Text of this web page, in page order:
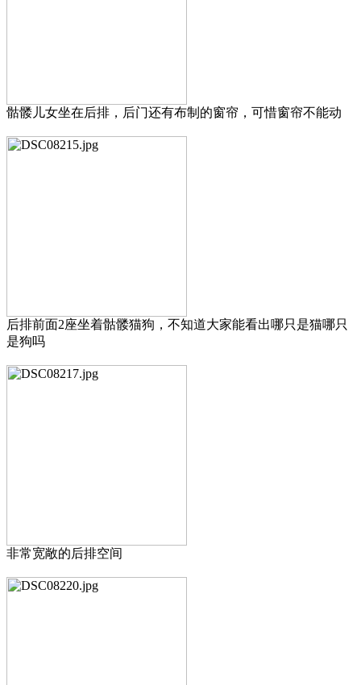
骷髅儿女坐在后排，后门还有布制的窗帘，可惜窗帘不能动
后排前面2座坐着骷髅猫狗，不知道大家能看出哪只是猫哪只
是狗吗
非常宽敞的后排空间